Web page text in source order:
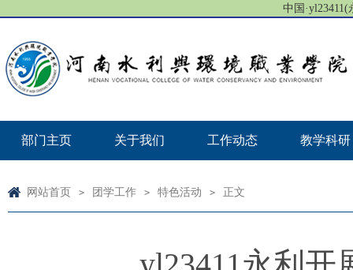
中国
部门主页 关于我们 工作动态 教学科研
网站首页 > 团学工作 > 特色活动 > 正文